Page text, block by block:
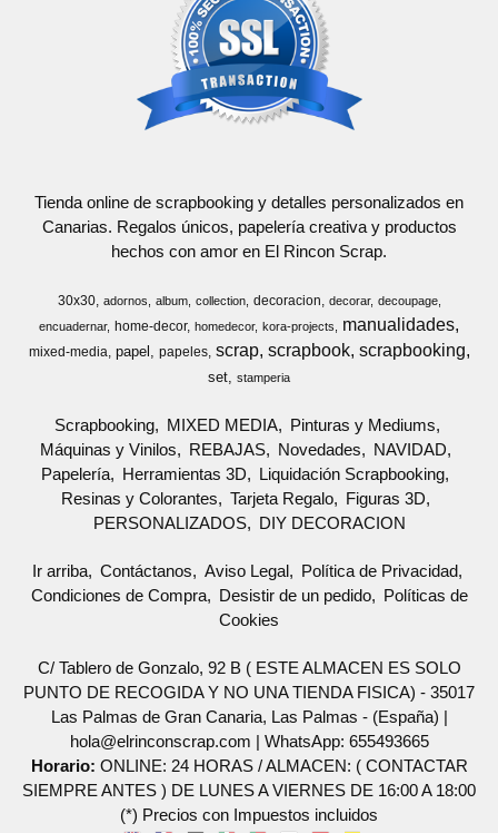
Tienda online de scrapbooking y detalles personalizados en
Canarias. Regalos únicos, papelería creativa y productos
hechos con amor en El Rincon Scrap.
30x30 adornos album collection decoracion decorar
decoupage
encuadernar
home-decor homedecor kora-projects manualidades
mixed-media papel papeles scrap scrapbook scrapbooking
set stamperia
Scrapbooking MIXED MEDIA
Pinturas y Mediums
Máquinas y Vinilos
REBAJAS Novedades
NAVIDAD
Papelería
Herramientas 3D
Liquidación Scrapbooking
Resinas y Colorantes
Tarjeta Regalo
Figuras 3D
PERSONALIZADOS
DIY DECORACION
Ir arriba Contáctanos Aviso Legal
Política de Privacidad
Condiciones de Compra
Desistir de un pedido
Políticas de
Cookies
C/ Tablero de Gonzalo, 92 B ( ESTE ALMACEN ES SOLO
PUNTO DE RECOGIDA Y NO UNA TIENDA FISICA) - 35017
Las Palmas de Gran Canaria, Las Palmas - (España) |
hola@elrinconscrap.com | WhatsApp: 655493665
Horario: ONLINE: 24 HORAS / ALMACEN: ( CONTACTAR
SIEMPRE ANTES ) DE LUNES A VIERNES DE 16:00 A 18:00
(*) Precios con Impuestos incluidos